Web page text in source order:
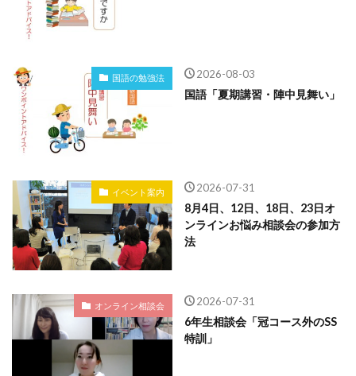
国語の勉強法 2026-08-03
国語「夏期講習・陣中見舞い」
イベント案内 2026-07-31
8月4日、12日、18日、23日オ
ンラインお悩み相談会の参加方
法
オンライン相談会 2026-07-31
6年生相談会「冠コース外のSS
特訓」